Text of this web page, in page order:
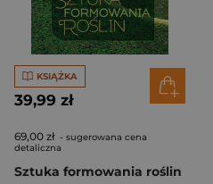
KSIĄŻKA
39,99 zł
69,00 zł - sugerowana cena
detaliczna
Sztuka formowania roślin